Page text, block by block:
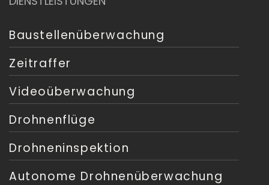
Baustellenüberwachung
Zeitraffer
Videoüberwachung
Drohnenflüge
Drohneninspektion
Autonome Drohnenüberwachung